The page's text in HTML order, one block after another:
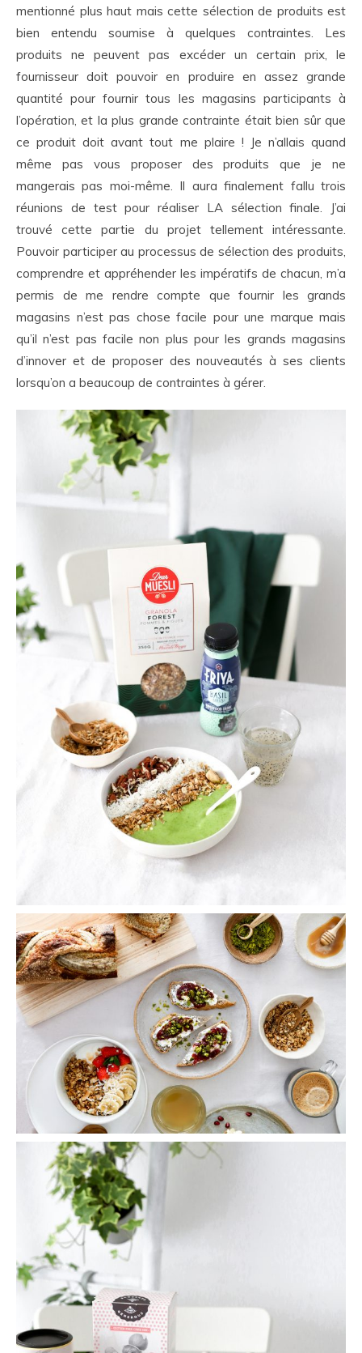
mentionné plus haut mais cette sélection de produits est
bien entendu soumise à quelques contraintes. Les
produits ne peuvent pas excéder un certain prix, le
fournisseur doit pouvoir en produire en assez grande
quantité pour fournir tous les magasins participants à
l’opération, et la plus grande contrainte était bien sûr que
ce produit doit avant tout me plaire ! Je n’allais quand
même pas vous proposer des produits que je ne
mangerais pas moi-même. Il aura finalement fallu trois
réunions de test pour réaliser LA sélection finale. J’ai
trouvé cette partie du projet tellement intéressante.
Pouvoir participer au processus de sélection des produits,
comprendre et appréhender les impératifs de chacun, m’a
permis de me rendre compte que fournir les grands
magasins n’est pas chose facile pour une marque mais
qu’il n’est pas facile non plus pour les grands magasins
d’innover et de proposer des nouveautés à ses clients
lorsqu’on a beaucoup de contraintes à gérer.